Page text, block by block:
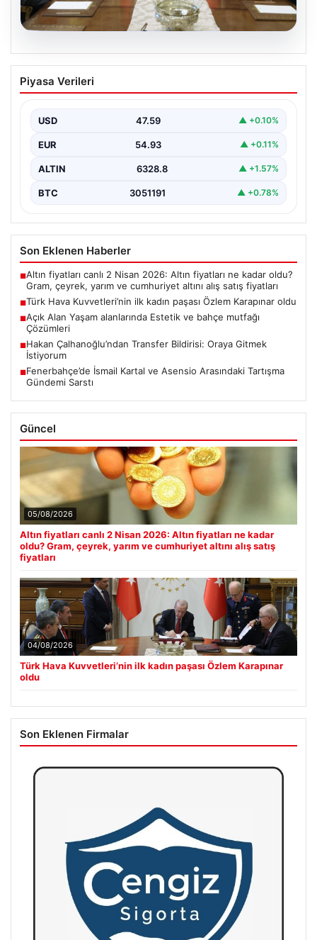
Türk Hava Kuvvetleri’nin ilk kadın
paşası Özlem Karapınar oldu
Özlem Karapınar İlk Kadın Paşa Oldu",…
Piyasa Verileri
USD 47.59 ▲ +0.10%
EUR 54.93 ▲ +0.11%
ALTIN 6328.8 ▲ +1.57%
BTC 3051191 ▲ +0.78%
Son Eklenen Haberler
■Altın fiyatları canlı 2 Nisan 2026: Altın fiyatları ne kadar oldu?
Gram, çeyrek, yarım ve cumhuriyet altını alış satış fiyatları
■Türk Hava Kuvvetleri’nin ilk kadın paşası Özlem Karapınar oldu
■Açık Alan Yaşam alanlarında Estetik ve bahçe mutfağı
Çözümleri
■Hakan Çalhanoğlu’ndan Transfer Bildirisi: Oraya Gitmek
İstiyorum
■Fenerbahçe’de İsmail Kartal ve Asensio Arasındaki Tartışma
Gündemi Sarstı
Güncel
05/08/2026
Altın fiyatları canlı 2 Nisan 2026: Altın fiyatları ne kadar
oldu? Gram, çeyrek, yarım ve cumhuriyet altını alış satış
fiyatları
04/08/2026
Türk Hava Kuvvetleri’nin ilk kadın paşası Özlem Karapınar
oldu
Son Eklenen Firmalar